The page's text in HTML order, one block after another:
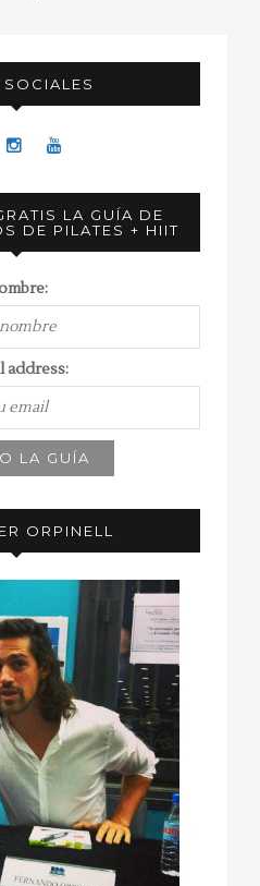
SOCIALES
LA GUÍA DE
DE PILATES + HIIT
address:
ORPINELL